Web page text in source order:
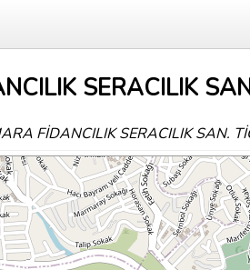
SERACILIK
FİDANCILIK SERACILIK SAN.